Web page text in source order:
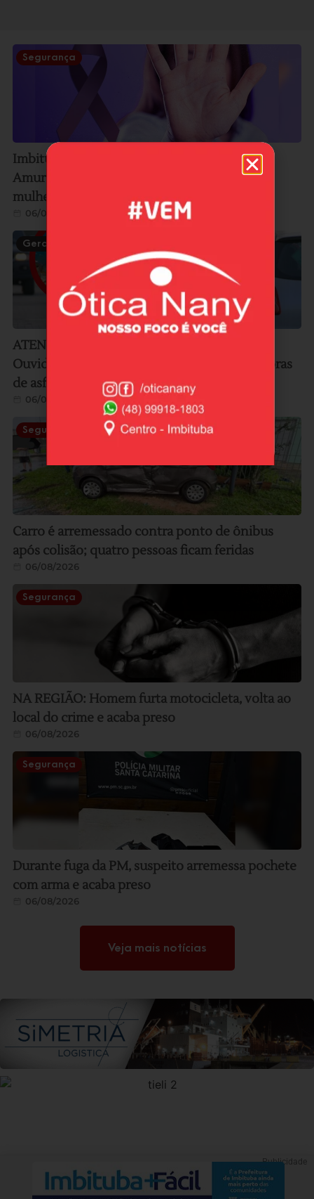
Segurança
Imbituba e Garopaba estão entre cidades da
Amurel com mais casos de violência contra a
mulher; veja ranking
06/08/2026
Geral
ATENÇÃO MOTORISTAS: Estrada Geral do
Ouvidor terá sistema “siga e pare” durante obras
de asfaltamento nesta sexta e sábado
06/08/2026
Segurança
Carro é arremessado contra ponto de ônibus
após colisão; quatro pessoas ficam feridas
06/08/2026
Segurança
NA REGIÃO: Homem furta motocicleta, volta ao
local do crime e acaba preso
06/08/2026
Segurança
Durante fuga da PM, suspeito arremessa pochete
com arma e acaba preso
06/08/2026
Veja mais notícias
Publicidade